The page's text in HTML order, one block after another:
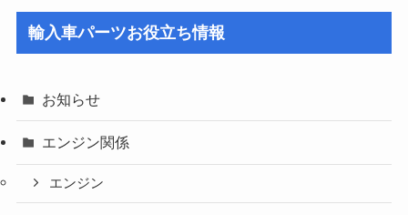
輸入車パーツお役立ち情報
お知らせ
エンジン関係
エンジン